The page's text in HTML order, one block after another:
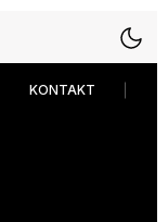
KONTAKT